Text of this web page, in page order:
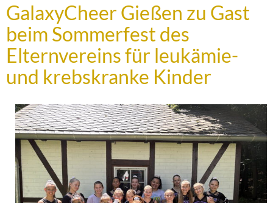
GalaxyCheer Gießen zu Gast
beim Sommerfest des
Elternvereins für leukämie-
und krebskranke Kinder